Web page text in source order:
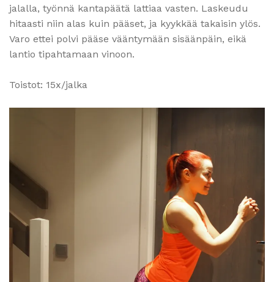
jalalla, työnnä kantapäätä lattiaa vasten. Laskeudu
hitaasti niin alas kuin pääset, ja kyykkää takaisin ylös.
Varo ettei polvi pääse vääntymään sisäänpäin, eikä
lantio tipahtamaan vinoon.
Toistot: 15x/jalka